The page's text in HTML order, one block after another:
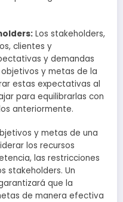
Los stakeholders,
clientes y
y demandas
y metas de la
estas expectativas al
para equilibrarlas con
anteriormente.
y metas de una
los recursos
las restricciones
stakeholders. Un
que la
de manera efectiva